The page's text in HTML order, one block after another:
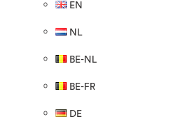
EN
NL
BE-NL
BE-FR
DE